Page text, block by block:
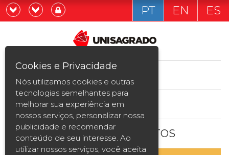
Graduação
Pós-graduação e MBA
Curta Duração
Vestibular
Já sou estudande
Quero ser estudante
PT EN ES
ESTUDE AQUI
BOLSAS E DESCONTOS
Cookies e Privacidade
Nós utilizamos cookies e outras
tecnologias semelhantes para
melhorar sua experiência em
nossos serviços, personalizar nossa
publicidade e recomendar
conteúdo de seu interesse. Ao
utilizar nossos serviços, você aceita